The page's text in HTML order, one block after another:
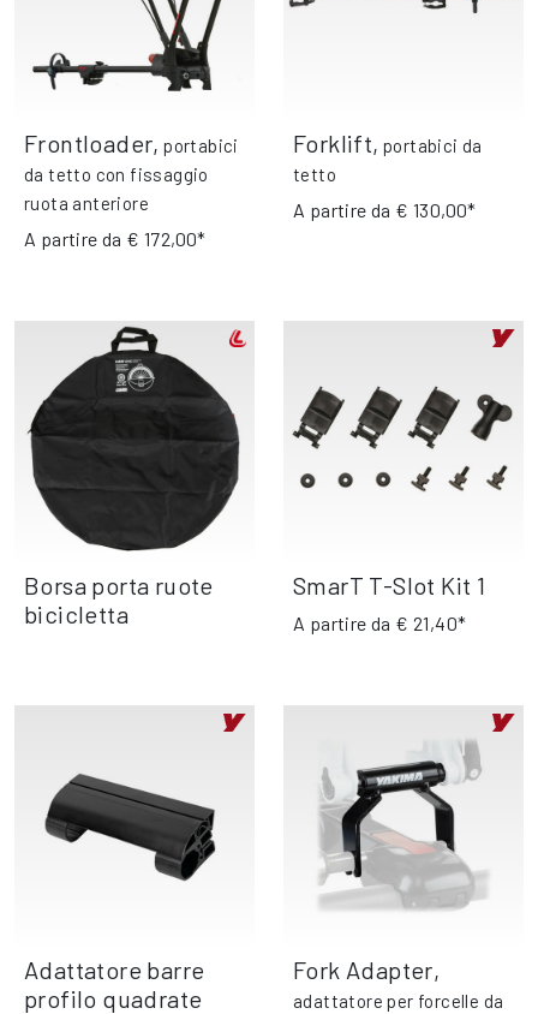
Frontloader, portabici
da tetto con fissaggio
ruota anteriore
A partire da € 172,00*
Forklift, portabici da
tetto
A partire da € 130,00*
Borsa porta ruote
bicicletta
SmarT T-Slot Kit 1
A partire da € 21,40*
Adattatore barre
profilo quadrate
Fork Adapter,
adattatore per forcelle da